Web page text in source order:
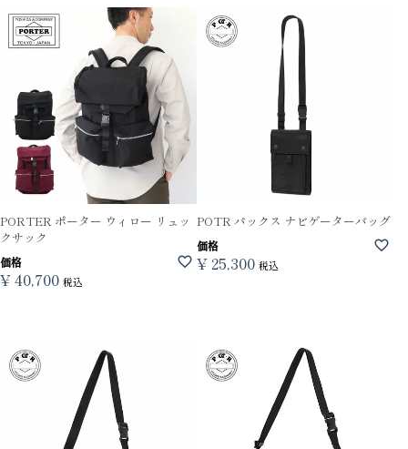
PORTER ポーター ウィロー リュッ
クサック
価格
¥40,700 税込
POTR パックス ナビゲーターバッグ
価格
¥ 25,300 税込